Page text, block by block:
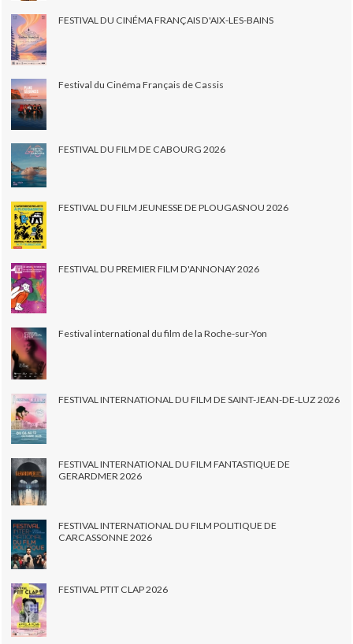
FESTIVAL DU CINÉMA FRANÇAIS D'AIX-LES-BAINS
Festival du Cinéma Français de Cassis
FESTIVAL DU FILM DE CABOURG 2026
FESTIVAL DU FILM JEUNESSE DE PLOUGASNOU 2026
FESTIVAL DU PREMIER FILM D'ANNONAY 2026
Festival international du film de la Roche-sur-Yon
FESTIVAL INTERNATIONAL DU FILM DE SAINT-JEAN-DE-LUZ 2026
FESTIVAL INTERNATIONAL DU FILM FANTASTIQUE DE
GERARDMER 2026
FESTIVAL INTERNATIONAL DU FILM POLITIQUE DE
CARCASSONNE 2026
FESTIVAL PTIT CLAP 2026